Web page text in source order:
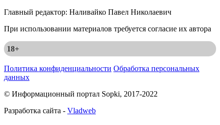
Главный редактор: Наливайко Павел Николаевич
При использовании материалов требуется согласие их автора
18+
Политика конфиденциальности Обработка персональных
данных
© Информационный портал Sopki, 2017-2022
Разработка сайта - Vladweb